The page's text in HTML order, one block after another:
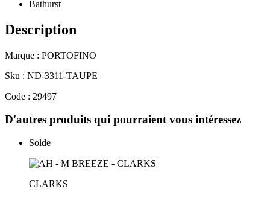
Bathurst
Description
Marque : PORTOFINO
Sku : ND-3311-TAUPE
Code : 29497
D'autres produits qui pourraient vous intéressez
Solde
CLARKS